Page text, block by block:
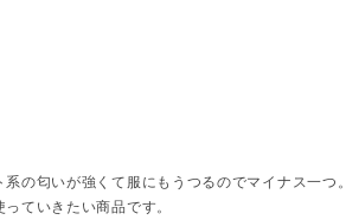
の匂いが強くて服にもうつるのでマイナス一つ。
ていきたい商品です。